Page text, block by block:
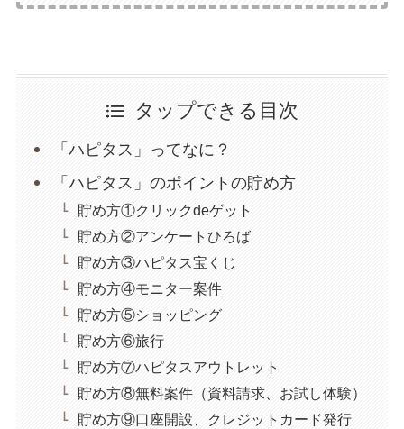
タップできる目次
「ハピタス」ってなに？
「ハピタス」のポイントの貯め方
貯め方①クリックdeゲット
貯め方②アンケートひろば
貯め方③ハピタス宝くじ
貯め方④モニター案件
貯め方⑤ショッピング
貯め方⑥旅行
貯め方⑦ハピタスアウトレット
貯め方⑧無料案件（資料請求、お試し体験）
貯め方⑨口座開設、クレジットカード発行